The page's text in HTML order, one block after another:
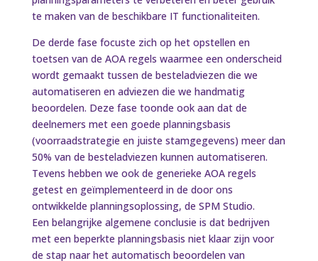
te maken van de beschikbare IT functionaliteiten.
De derde fase focuste zich op het opstellen en
toetsen van de AOA regels waarmee een onderscheid
wordt gemaakt tussen de besteladviezen die we
automatiseren en adviezen die we handmatig
beoordelen. Deze fase toonde ook aan dat de
deelnemers met een goede planningsbasis
(voorraadstrategie en juiste stamgegevens) meer dan
50% van de besteladviezen kunnen automatiseren.
Tevens hebben we ook de generieke AOA regels
getest en geïmplementeerd in de door ons
ontwikkelde planningsoplossing, de SPM Studio.
Een belangrijke algemene conclusie is dat bedrijven
met een beperkte planningsbasis niet klaar zijn voor
de stap naar het automatisch beoordelen van